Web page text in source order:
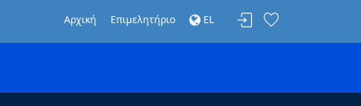
Αρχική Επιμελητήριο EL